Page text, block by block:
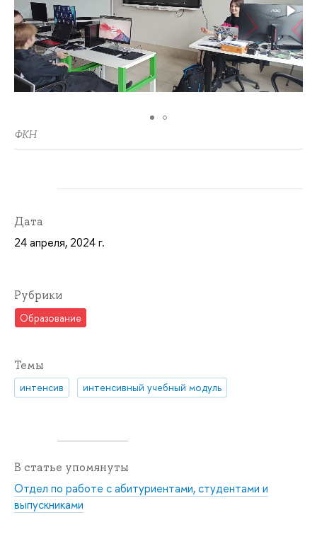
ФКН
Дата
24 апреля, 2024 г.
Рубрики
Образование
Темы
интенсив интенсивный учебный модуль
В статье упомянуты
Отдел по работе с абитуриентами, студентами и
выпускниками